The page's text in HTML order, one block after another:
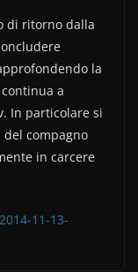
di ritorno dalla
la
a
In particolare si
compagno
in carcere
11-13-